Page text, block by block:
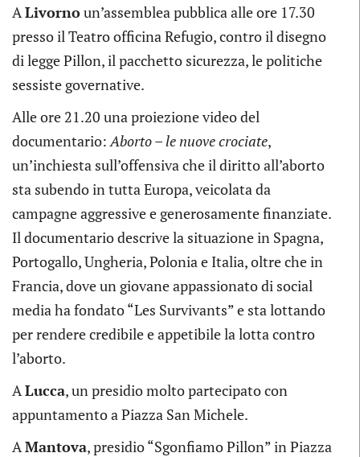
A Livornoun’assemblea pubblica alle ore 17.30
presso il Teatro officina Refugio, contro il disegno
di legge Pillon, il pacchetto sicurezza, le politiche
sessiste governative.
Alle ore 21.20 una proiezione video del
documentario: Aborto – le nuove crociate,
un’inchiesta sull’offensiva che il diritto all’aborto
sta subendo in tutta Europa, veicolata da
campagne aggressive e generosamente finanziate.
Il documentario descrive la situazione in Spagna,
Portogallo, Ungheria, Polonia e Italia, oltre che in
Francia, dove un giovane appassionato di social
media ha fondato “Les Survivants” e sta lottando
per rendere credibile e appetibile la lotta contro
l’aborto.
A Lucca, un presidio molto partecipato con
appuntamento a Piazza San Michele.
A Mantova, presidio “Sgonfiamo Pillon” in Piazza